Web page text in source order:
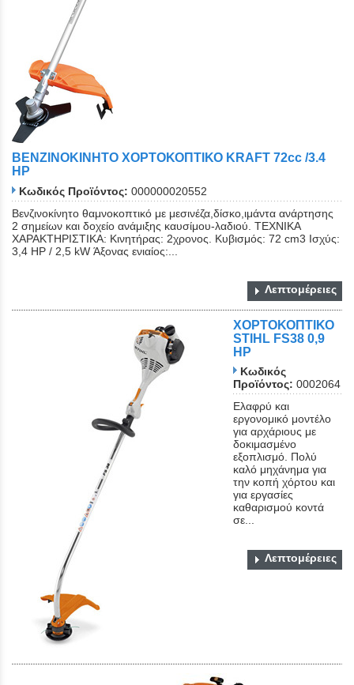
ΒΕΝΖΙΝΟΚΙΝΗΤΟ ΧΟΡΤΟΚΟΠΤΙΚΟ KRAFT 72cc /3.4
HP
Κωδικός Προϊόντος: 000000020552
Βενζινοκίνητο θαμνοκοπτικό με μεσινέζα,δίσκο,ιμάντα ανάρτησης
2 σημείων και δοχείο ανάμιξης καυσίμου-λαδιού. ΤΕΧΝΙΚΑ
ΧΑΡΑΚΤΗΡΙΣΤΙΚΑ: Κινητήρας: 2χρονος. Κυβισμός: 72 cm3 Ισχύς:
3,4 HP / 2,5 kW Άξονας ενιαίος:...
Λεπτομέρειες
ΧΟΡΤΟΚΟΠΤΙΚΟ
STIHL FS38 0,9
ΗΡ
Κωδικός
Προϊόντος: 0002064
Ελαφρύ και
εργονομικό μοντέλο
για αρχάριους με
δοκιμασμένο
εξοπλισμό. Πολύ
καλό μηχάνημα για
την κοπή χόρτου και
για εργασίες
καθαρισμού κοντά
σε...
Λεπτομέρειες